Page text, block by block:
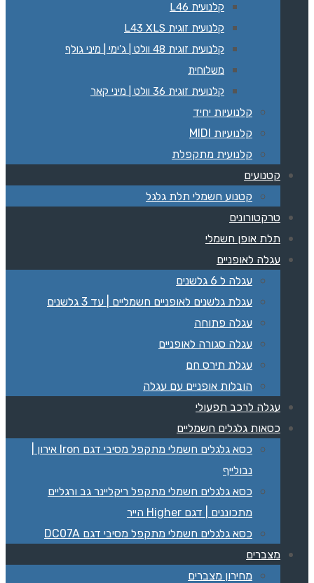
קלנועית L46
קלנועית זוגית L43 XLS
קלנועית זוגית 48 וולט | ג'ימי | מיני גולף
משלוחית
קלנועית זוגית 36 וולט | מיני קאר
קלנועיות יחיד
קלנועיות MIDI
קלנועית מתקפלת
קטנועים
קטנוע חשמלי תלת גלגל
טרקטורונים
תלת אופן חשמלי
עגלה לאופניים
עגלה ל 6 גלשנים
עגלת גלשנים לאופניים חשמליים | עד 3 גלשנים
עגלה פתוחה
עגלה סגורה לאופניים
עגלת תירס חם
הובלות אופניים עם עגלה
עגלה לרכב תפעולי
כסאות גלגלים חשמליים
כסא גלגלים חשמלי מתקפל מסיבי דגם Iron אירון |
נבולייף
כסא גלגלים חשמלי מתקפל ריקליינר גב ורגליים
מתכוננים | דגם Higher הייר
כסא גלגלים חשמלי מתקפל מסיבי דגם DC07A
מצברים
מחירון מצברים